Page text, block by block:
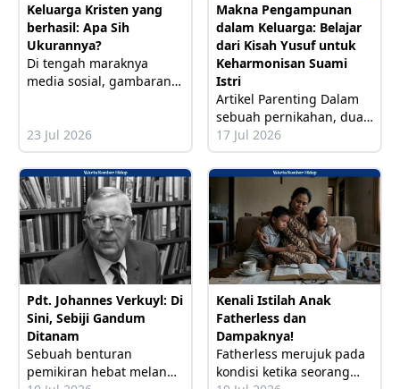
Keluarga Kristen yang
berhasil: Apa Sih
Ukurannya?
Di tengah maraknya
media sosial, gambaran
standar yang semakin
jelas. Linimasa dipenuhi
potret keluarga yang
harmonis,
23 Jul 2026
Makna Pengampunan
dalam Keluarga: Belajar
dari Kisah Yusuf untuk
Keharmonisan Suami
Istri
Artikel Parenting Dalam
sebuah pernikahan, dua
pribadi yang berbeda
rasa, latar belakang, dan
kebiasaan disatukan
dalam satu atap. Dengan
kedekatan seintens itu,
gesekan dan luka
emosional baik sengaja
maupun tidak
17 Jul 2026
Pdt. Johannes Verkuyl: Di
Sini, Sebiji Gandum
Ditanam
Sebuah benturan
pemikiran hebat melanda
Kenali Istilah Anak
Fatherless dan
Dampaknya!
Fatherless merujuk pada
kondisi ketika seorang